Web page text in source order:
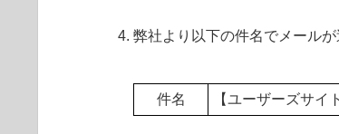
弊社より以下の件名でメール
件名 【ユーザーズサ